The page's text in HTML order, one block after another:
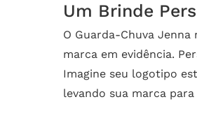
Um Brinde
O Guarda-Chuva
marca em evidência.
Imagine seu logotipo
levando sua marca